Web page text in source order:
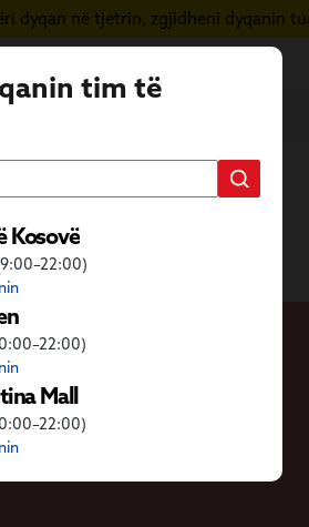
dyqan në tjetrin, zgjidheni dyqanin
tim të
Kosovë
Mall
Fletushka